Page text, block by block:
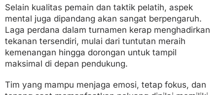
Selain kualitas pemain dan taktik pelatih, aspek
mental juga dipandang akan sangat berpengaruh.
Laga perdana dalam turnamen kerap menghadirkan
tekanan tersendiri, mulai dari tuntutan meraih
kemenangan hingga dorongan untuk tampil
maksimal di depan pendukung.
Tim yang mampu menjaga emosi, tetap fokus, dan